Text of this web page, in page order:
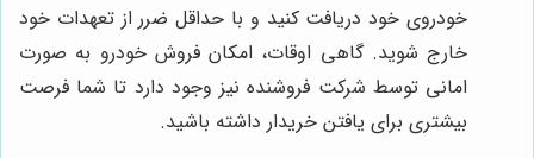
خودروی خود دریافت کنید و با حداقل ضرر از تعهدات خود
خارج شوید. گاهی اوقات، امکان فروش خودرو به صورت
امانی توسط شرکت فروشنده نیز وجود دارد تا شما فرصت
بیشتری برای یافتن خریدار داشته باشید.